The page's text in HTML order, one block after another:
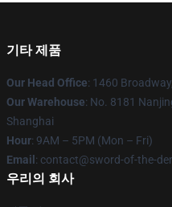
기타 제품
Our Head Office: 1460
Our Warehouse: No. 8181
Shanghai
Hour: 9AM – 5PM (Mon – Fri)
Email : contact@sword-of-the-
우리의 회사